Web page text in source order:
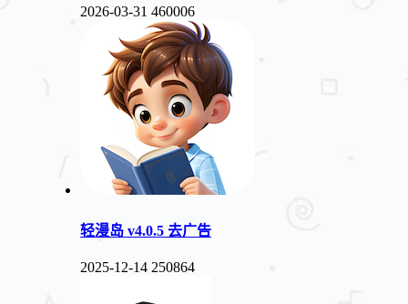
2026-03-31 460006
轻漫岛 v4.0.5 去广告
2025-12-14 250864